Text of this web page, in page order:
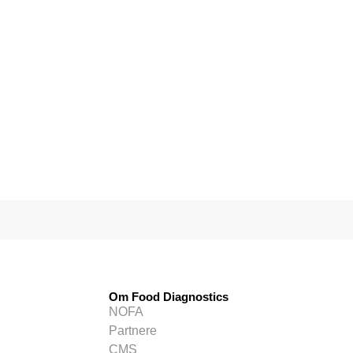
Om Food Diagnostics
NOFA
Partnere
CMS